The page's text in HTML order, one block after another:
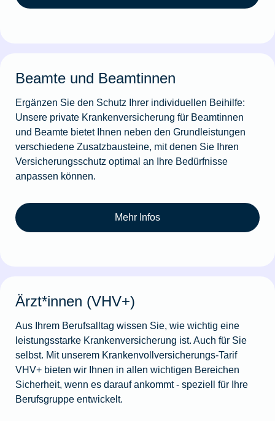
Beamte und Beamtinnen
Ergänzen Sie den Schutz Ihrer individuellen Beihilfe:
Unsere private Krankenversicherung für Beamtinnen
und Beamte bietet Ihnen neben den Grundleistungen
verschiedene Zusatzbausteine, mit denen Sie Ihren
Versicherungsschutz optimal an Ihre Bedürfnisse
anpassen können.
Mehr Infos
Ärzt*innen (VHV+)
Aus Ihrem Berufsalltag wissen Sie, wie wichtig eine
leistungsstarke Krankenversicherung ist. Auch für Sie
selbst. Mit unserem Krankenvollversicherungs-Tarif
VHV+ bieten wir Ihnen in allen wichti­gen Bereichen
Sicherheit, wenn es darauf ankommt - speziell für Ihre
Berufsgruppe entwickelt.